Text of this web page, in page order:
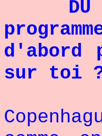
DU
d'abord
sur toi